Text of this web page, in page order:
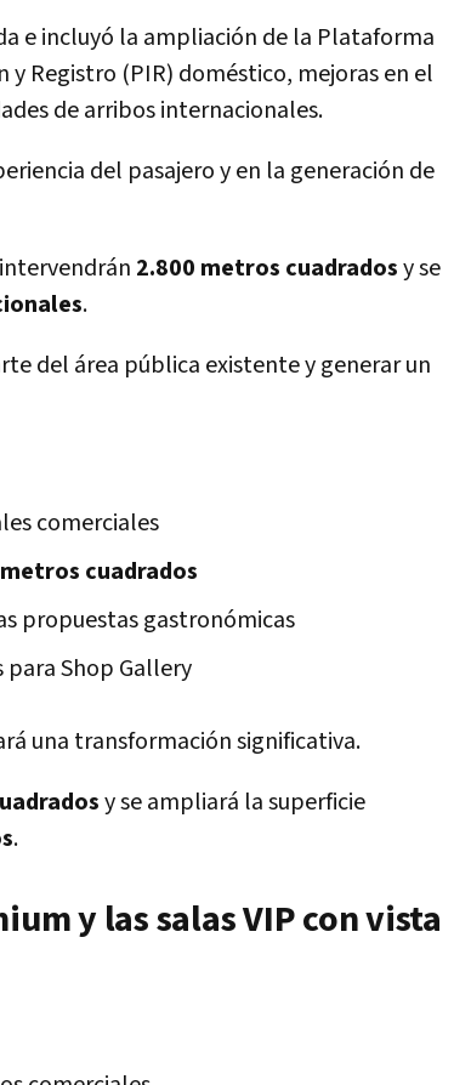
e incluyó la ampliación de la Plataforma
Registro (PIR) doméstico, mejoras en el
de arribos internacionales.
del pasajero y en la generación de
2.800 metros cuadradosy se
.
del área pública existente y generar un
comerciales
cuadrados
propuestas gastronómicas
Shop Gallery
una transformación significativa.
y se ampliará la superficie
.
y las salas VIP con vista